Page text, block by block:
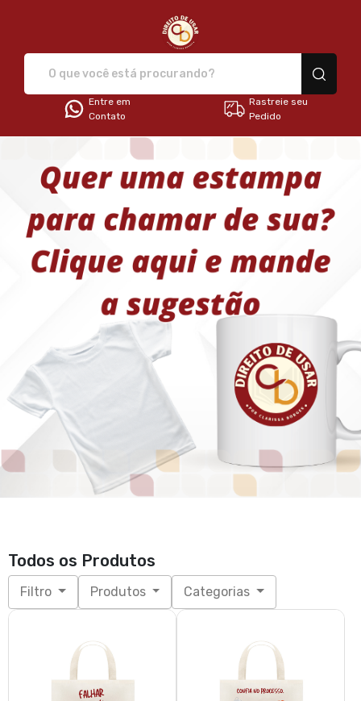
Entre em
Contato
Rastreie seu
Pedido
Todos os Produtos
Filtro Produtos Categorias